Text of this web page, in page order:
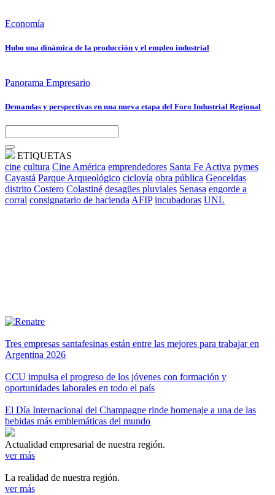
Economía
Hubo una dinámica de la producción y el empleo industrial
Panorama Empresario
Demandas y perspectivas en una nueva etapa del Foro Industrial Regional
ETIQUETAS
cine cultura Cine América emprendedores Santa Fe Activa pymes
Cayastá Parque Arqueológico ciclovía obra pública Geoceldas
distrito Costero Colastiné desagües pluviales Senasa engorde a
corral consignatario de hacienda AFIP incubadoras UNL
Tres empresas santafesinas están entre las mejores para trabajar en
Argentina 2026
CCU impulsa el progreso de los jóvenes con formación y
oportunidades laborales en todo el país
El Día Internacional del Champagne rinde homenaje a una de las
bebidas más emblemáticas del mundo
Actualidad empresarial de nuestra región.
ver más
La realidad de nuestra región.
ver más